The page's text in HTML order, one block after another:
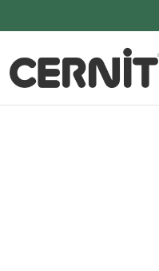
Cernit Une qualité